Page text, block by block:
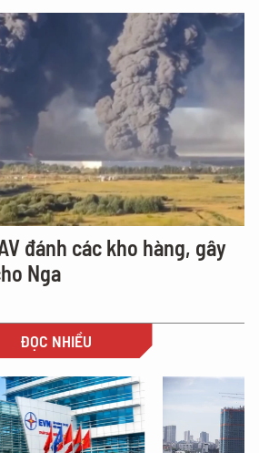
đánh các kho hàng, gây
Nga
ĐỌC NHIỀU